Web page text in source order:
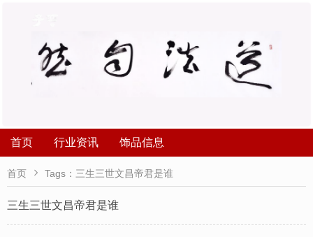
首页 行业资讯 饰品信息
首页  Tags：三生三世文昌帝君是谁
三生三世文昌帝君是谁